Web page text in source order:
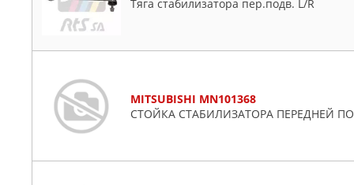
Тяга стабилизатора пер.подв. L/R
MITSUBISHI MN101368
СТОЙКА СТАБИЛИЗАТОРА ПЕРЕДНЕЙ